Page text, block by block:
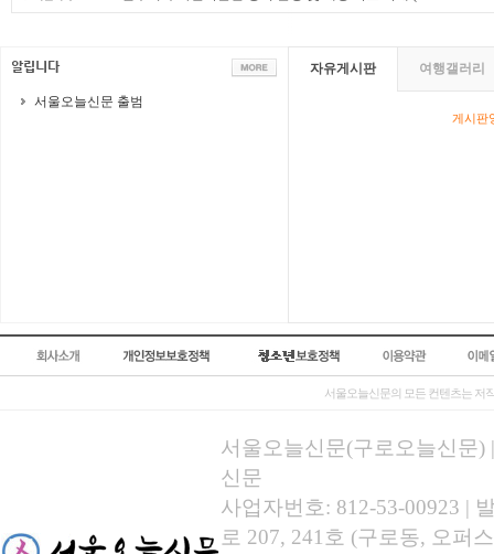
서울오늘신문 출범
자유게시판 여행갤러리
게시판
서울오늘신문의 모든 컨텐츠는 저
서울오늘신문(구로오늘신문)
신문
사업자번호: 812-53-00923 |
로 207, 241호 (구로동, 오퍼